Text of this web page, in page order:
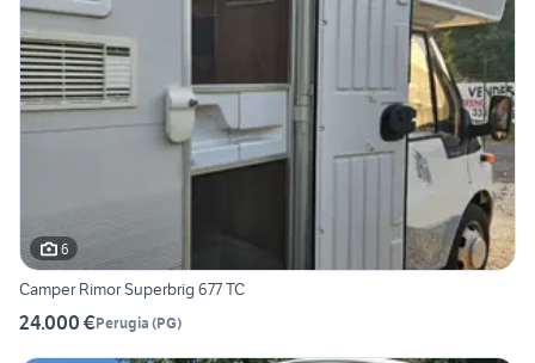
6
Camper Rimor Superbrig 677 TC
24.000 €Perugia (PG)